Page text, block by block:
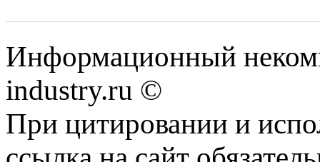
Информационный
industry.ru ©
При цитировании и